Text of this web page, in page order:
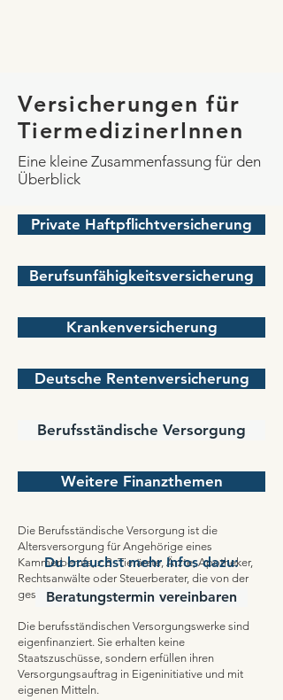
Versicherungen für
TiermedizinerInnen
Eine kleine Zusammenfassung für den
Überblick
Private Haftpflichtversicherung
Berufsunfähigkeitsversicherung
Krankenversicherung
Deutsche Rentenversicherung
Berufsständische Versorgung
Weitere Finanzthemen
Die Berufsständische Versorgung ist die
Altersversorgung für Angehörige eines
Kammerberufs, z.B. Tierärzte, Ärzte, Apotheker,
Rechtsanwälte oder Steuerberater, die von der
gesetzlichen Rentenversicherung befreit sind.
Die berufsständischen Versorgungswerke sind
eigenfinanziert. Sie erhalten keine
Staatszuschüsse, sondern erfüllen ihren
Versorgungsauftrag in Eigeninitiative und mit
eigenen Mitteln.
Du brauchst mehr Infos dazu:
Beratungstermin vereinbaren